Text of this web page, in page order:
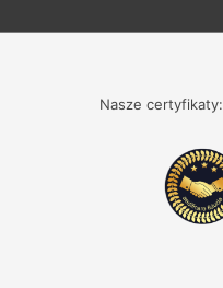
Nasze certyfikaty: